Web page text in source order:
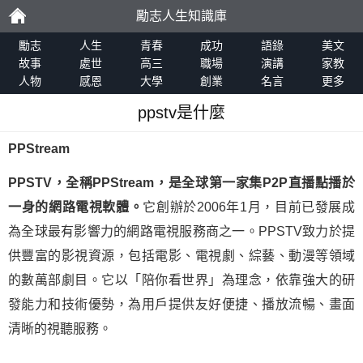
勵
志
勵志人生知識庫
勵志 人生 青春 成功 語錄
美文
故事
處世 高三 職場 演講
家教
人物
感恩 大學 創業 名言 更多
ppstv是什麼
PPStream
PPSTV，全稱PPStream，是全球第一家集P2P直播點播於
一身的網路電視軟體。 它創辦於2006年1月，目前已發展成
為全球最有影響力的網路電視服務商之一。PPSTV致力於提
供豐富的影視資源，包括電影、電視劇、綜藝、動漫等領域
的數萬部劇目。它以「陪你看世界」為理念，依靠強大的研
發能力和技術優勢，為用戶提供友好便捷、播放流暢、畫面
清晰的視聽服務。